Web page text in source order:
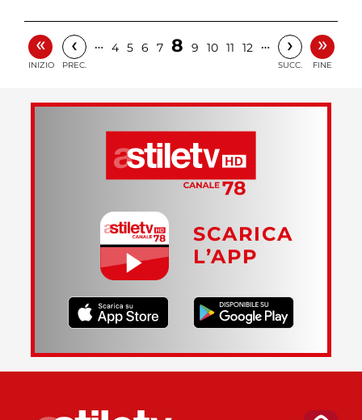
«
INIZIO
‹
PREC.
… 4 5 6 7 8 9 10 11 12 … ›
SUCC.
»
FINE
SCARICA
L’APP